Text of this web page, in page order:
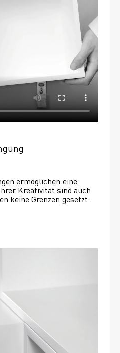
ermöglichen eine
Kreativität sind auch
keine Grenzen gesetzt.